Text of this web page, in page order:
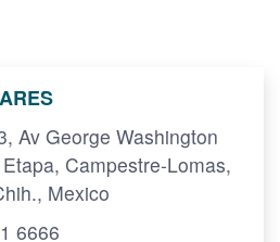
Av George Washington
Campestre-Lomas,
Mexico
6666